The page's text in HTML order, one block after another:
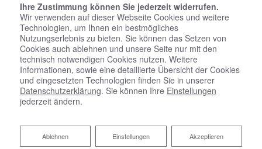
Ihre Flüssiggasheizung von Malte
Hoops Heizung u. Sanitär
Nachhaltig heizen ohne Gasanschluss
Sie wollen die Vorteile einer Gasheizung genießen,
Wir sind Ihr Partner aus Cuxhaven für
Flüssiggasheizungen – von der Planung über die
Ihre Zustimmung können Sie jederzeit widerrufen.
Wir verwenden auf dieser Webseite Cookies und weitere
Technologien, um Ihnen ein bestmögliches
Nutzungserlebnis zu bieten. Sie können das Setzen von
Cookies auch ablehnen und unsere Seite nur mit den
technisch notwendigen Cookies nutzen. Weitere
Informationen, sowie eine detaillierte Übersicht der Cookies
und eingesetzten Technologien finden Sie in unserer
Datenschutzerklärung. Sie können Ihre Einstellungen
jederzeit ändern.
Akzeptieren
Einstellungen
Ablehnen
Ablehnen